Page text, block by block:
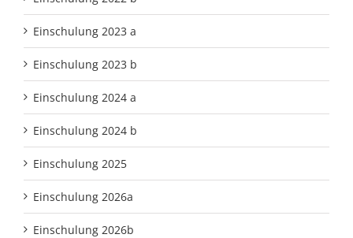
Einschulung 2023 a
Einschulung 2023 b
Einschulung 2024 a
Einschulung 2024 b
Einschulung 2025
Einschulung 2026a
Einschulung 2026b